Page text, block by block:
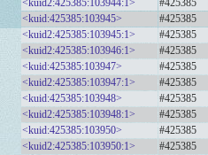
<kuid2:425385:103944:1> #425385
<kuid:425385:103945>
#425385
<kuid2:425385:103945:1>
#425385
<kuid2:425385:103946:1>
#425385
<kuid:425385:103947>
#425385
<kuid2:425385:103947:1>
#425385
<kuid:425385:103948>
#425385
<kuid2:425385:103948:1>
#425385
<kuid:425385:103950>
#425385
<kuid2:425385:103950:1>
#425385